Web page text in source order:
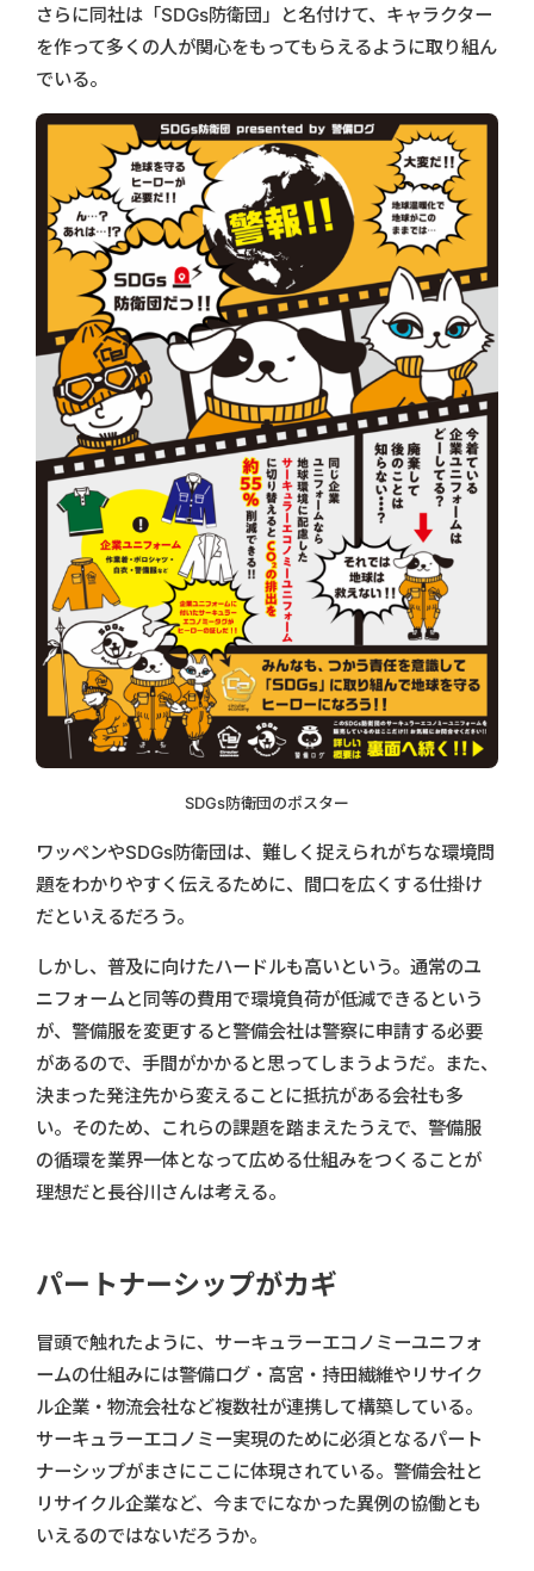
さらに同社は「SDGs防衛団」と名付けて、キャラクター
を作って多くの人が関心をもってもらえるように取り組ん
でいる。
SDGs防衛団のポスター
ワッペンやSDGs防衛団は、難しく捉えられがちな環境問
題をわかりやすく伝えるために、間口を広くする仕掛け
だといえるだろう。
しかし、普及に向けたハードルも高いという。通常のユ
ニフォームと同等の費用で環境負荷が低減できるという
が、警備服を変更すると警備会社は警察に申請する必要
があるので、手間がかかると思ってしまうようだ。また、
決まった発注先から変えることに抵抗がある会社も多
い。そのため、これらの課題を踏まえたうえで、警備服
の循環を業界一体となって広める仕組みをつくることが
理想だと長谷川さんは考える。
パートナーシップがカギ
冒頭で触れたように、サーキュラーエコノミーユニフォ
ームの仕組みには警備ログ・高宮・持田繊維やリサイク
ル企業・物流会社など複数社が連携して構築している。
サーキュラーエコノミー実現のために必須となるパート
ナーシップがまさにここに体現されている。警備会社と
リサイクル企業など、今までになかった異例の協働とも
いえるのではないだろうか。